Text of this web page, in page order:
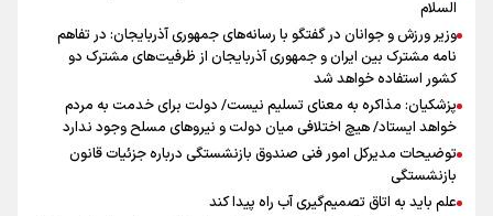
جمله‌ای که بغض چهارماهه را شکست؛ «آهای مردم، آقا از
تهران رفتند»
سه حسرتی که به دلم ماند
السلام
وزیر ورزش و جوانان در گفتگو با رسانه‌های جمهوری آذربایجان: در تفاهم
نامه مشترک بین ایران و جمهوری آذربایجان از ظرفیت‌های مشترک دو
کشور استفاده خواهد شد
پزشکیان: مذاکره به معنای تسلیم نیست/ دولت برای خدمت به مردم
خواهد ایستاد/ هیچ اختلافی میان دولت و نیروهای مسلح وجود ندارد
توضیحات مدیرکل امور فنی صندوق بازنشستگی درباره جزئیات قانون
بازنشستگی
علم باید به اتاق تصمیم‌گیری آب راه پیدا کند